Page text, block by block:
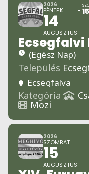
2026
PÉNTEK
14
AUGUSZTUS
15
Ecsegfalvi
(Egész Nap)
Település
Ecsegfalva
Kategória
Mozi
2026
SZOMBAT
15
AUGUSZTUS